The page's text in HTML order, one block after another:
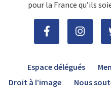
pour la France qu’ils
Espace délégués
Droit à l’image
Nous